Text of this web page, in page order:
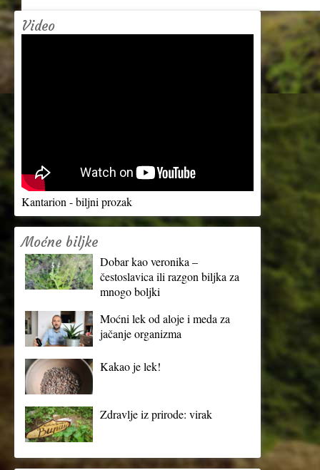
Video
Kantarion - biljni prozak
Moćne biljke
Dobar kao veronika –
čestoslavica ili razgon biljka za
mnogo boljki
Moćni lek od aloje i meda za
jačanje organizma
Kakao je lek!
Zdravlje iz prirode: virak